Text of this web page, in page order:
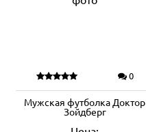
0
Мужская футболка Доктор
Зойдберг